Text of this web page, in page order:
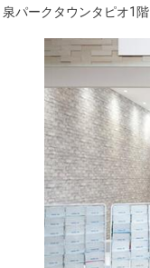
パークタウンタピオ1階